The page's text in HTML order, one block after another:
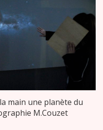
main une planète du
M.Couzet